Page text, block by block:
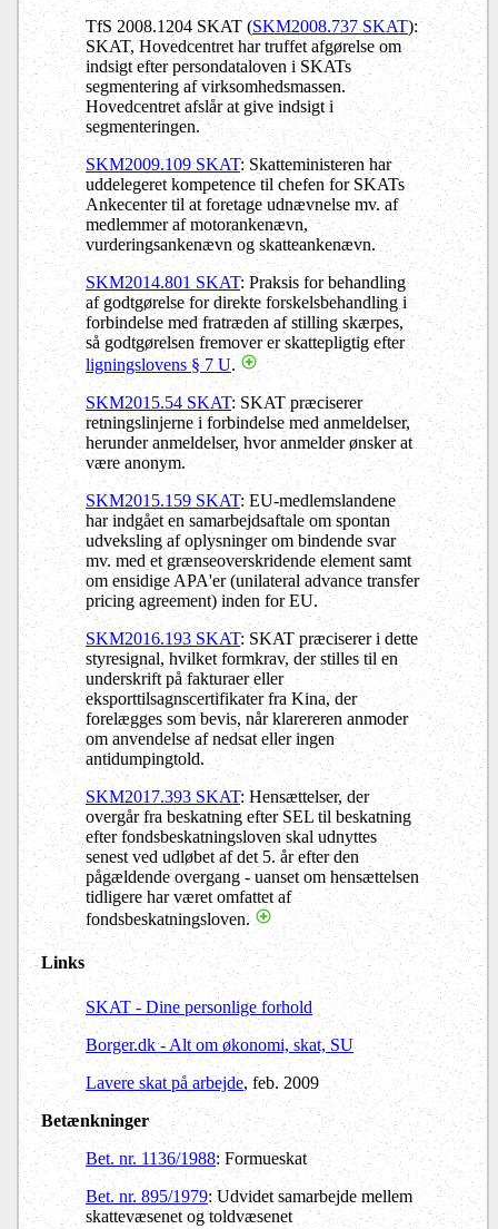
TfS 2008.1204 SKAT (SKM2008.737 SKAT):
SKAT, Hovedcentret har truffet afgørelse om
indsigt efter persondataloven i SKATs
segmentering af virksomhedsmassen.
Hovedcentret afslår at give indsigt i
segmenteringen.
SKM2009.109 SKAT: Skatteministeren har
uddelegeret kompetence til chefen for SKATs
Ankecenter til at foretage udnævnelse mv. af
medlemmer af motorankenævn,
vurderingsankenævn og skatteankenævn.
SKM2014.801 SKAT: Praksis for behandling
af godtgørelse for direkte forskelsbehandling i
forbindelse med fratræden af stilling skærpes,
så godtgørelsen fremover er skattepligtig efter
ligningslovens § 7 U.
SKM2015.54 SKAT: SKAT præciserer
retningslinjerne i forbindelse med anmeldelser,
herunder anmeldelser, hvor anmelder ønsker at
være anonym.
SKM2015.159 SKAT: EU-medlemslandene
har indgået en samarbejdsaftale om spontan
udveksling af oplysninger om bindende svar
mv. med et grænseoverskridende element samt
om ensidige APA'er (unilateral advance transfer
pricing agreement) inden for EU.
SKM2016.193 SKAT: SKAT præciserer i dette
styresignal, hvilket formkrav, der stilles til en
underskrift på fakturaer eller
eksporttilsagnscertifikater fra Kina, der
forelægges som bevis, når klarereren anmoder
om anvendelse af nedsat eller ingen
antidumpingtold.
SKM2017.393 SKAT: Hensættelser, der
overgår fra beskatning efter SEL til beskatning
efter fondsbeskatningsloven skal udnyttes
senest ved udløbet af det 5. år efter den
pågældende overgang - uanset om hensættelsen
tidligere har været omfattet af
fondsbeskatningsloven.
Links
SKAT - Dine personlige forhold
Borger.dk - Alt om økonomi, skat, SU
Lavere skat på arbejde, feb. 2009
Betænkninger
Bet. nr. 1136/1988: Formueskat
Bet. nr. 895/1979: Udvidet samarbejde mellem
skattevæsenet og toldvæsenet